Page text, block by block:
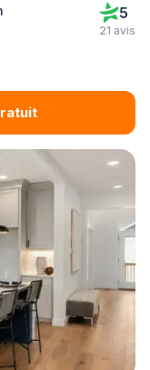
5
21 avis